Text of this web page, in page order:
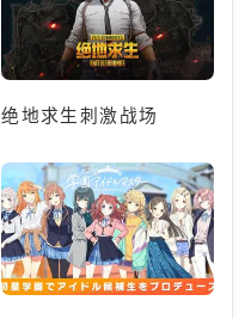
绝地求生刺激战场